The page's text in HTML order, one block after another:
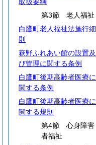
第3節 老人福祉
白鷹町老人福祉法施行細
則
萩野ふれあい館の設置及
び管理に関する条例
白鷹町後期高齢者医療に
関する条例
白鷹町後期高齢者医療に
関する規則
第4節 心身障害
者福祉